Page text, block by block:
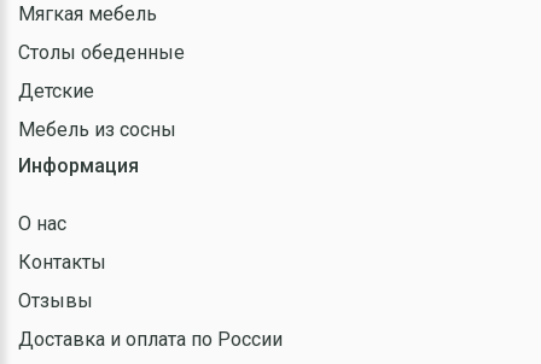
Мягкая мебель
Столы обеденные
Детские
Мебель из сосны
Информация
О нас
Контакты
Отзывы
Доставка и оплата по России